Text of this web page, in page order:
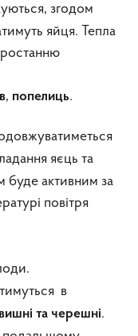
згодом
яйця. Тепла
, попелиць.
яєць та
буде активним за
повітря
в
вишні та черешні.